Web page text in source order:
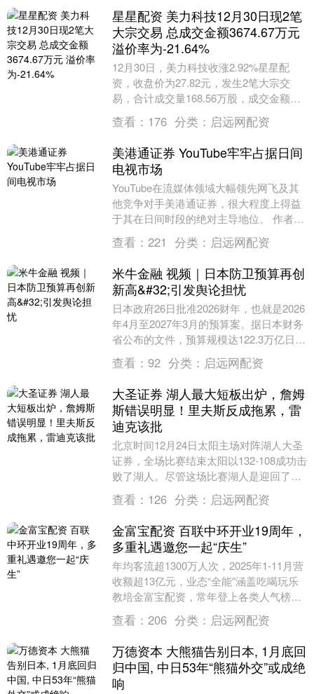
星星配资 美力科技12月30日现2笔
大宗交易 总成交金额3674.67万元
溢价率为-21.64%
12月30日，美力科技收涨2.92%星星配
资，收盘价为27.82元，发生2笔大宗交
易，合计成交量168.56万股，成交金额
3674.67万元。 第1笔成交价格为....
查看： 176 分类： 启远网配资
美港通证券 YouTube牢牢占据日间
电视市场
YouTube在流媒体领域大幅领先网飞及其
他竞争对手美港通证券，很大程度上得益
于其在日间时段的绝对主导地位。 作者：
约翰・科布林 在美国得克萨斯州中部南
希・安・....
查看： 221 分类： 启远网配资
米牛金融 视频｜日本防卫预算再创
新高&#32;引发舆论担忧
日本政府26日批准2026财年，也就是2026
年4月至2027年3月的预算案。据日本财务
省公布的文件，预算规模达122.3万亿日
元，约合5.5万亿元人民币，再创....
查看： 92 分类： 启远网配资
大圣证券 湖人最大短板出炉，詹姆
斯错误明显！里夫斯反成拖累，雷
迪克该批
北京时间12月24日太阳主场对阵湖人大圣
证券，全场比赛结束太阳以132-108成功击
败了湖人。尽管这场比赛湖人是迎回了艾
顿和，但是这场比赛湖人依旧是打得很挣
扎大....
查看： 126 分类： 启远网配资
金富宝配资 百联中环开业19周年，
多重礼遇邀您一起“庆生”
年均客流超1300万人次，2025年1-11月营
收额超13亿元，业态“全能”涵盖吃喝玩乐
教培金富宝配资，常年登上各类人气榜
单……百联中环购物广场已陪伴普陀居民
走....
查看： 206 分类： 启远网配资
万德资本 大熊猫告别日本, 1月底回
归中国, 中日53年“熊猫外交”或成绝
响